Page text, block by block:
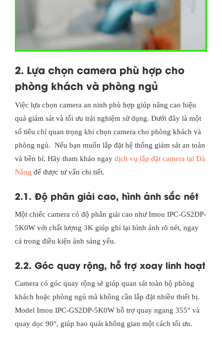
2. Lựa chọn camera phù hợp cho
phòng khách và phòng ngủ
Việc lựa chọn camera an ninh phù hợp giúp nâng cao hiệu
quả giám sát và tối ưu trải nghiệm sử dụng. Dưới đây là một
số tiêu chí quan trọng khi chọn camera cho phòng khách và
phòng ngủ. Nếu bạn muốn lắp đặt hệ thống giám sát an toàn
và bền bỉ. Hãy tham khảo ngay dịch vụ lắp đặt camera tại Đà
Nẵng để được tư vấn chi tiết.
2.1. Độ phân giải cao, hình ảnh sắc nét
Một chiếc camera có độ phân giải cao như Imou IPC-GS2DP-
5K0W với chất lượng 3K giúp ghi lại hình ảnh rõ nét, ngay
cả trong điều kiện ánh sáng yếu.
2.2. Góc quay rộng, hỗ trợ xoay linh hoạt
Camera có góc quay rộng sẽ giúp quan sát toàn bộ phòng
khách hoặc phòng ngủ mà không cần lắp đặt nhiều thiết bị.
Model Imou IPC-GS2DP-5K0W hỗ trợ quay ngang 355° và
quay dọc 90°, giúp bao quát không gian một cách tối ưu.